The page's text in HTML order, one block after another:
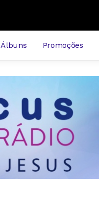
Álbuns Promoções